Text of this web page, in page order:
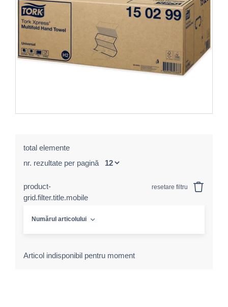
total elemente
nr. rezultate per pagină
product-
grid.filter.title.mobile
resetare filtru
Numărul articolului
Articol indisponibil pentru moment